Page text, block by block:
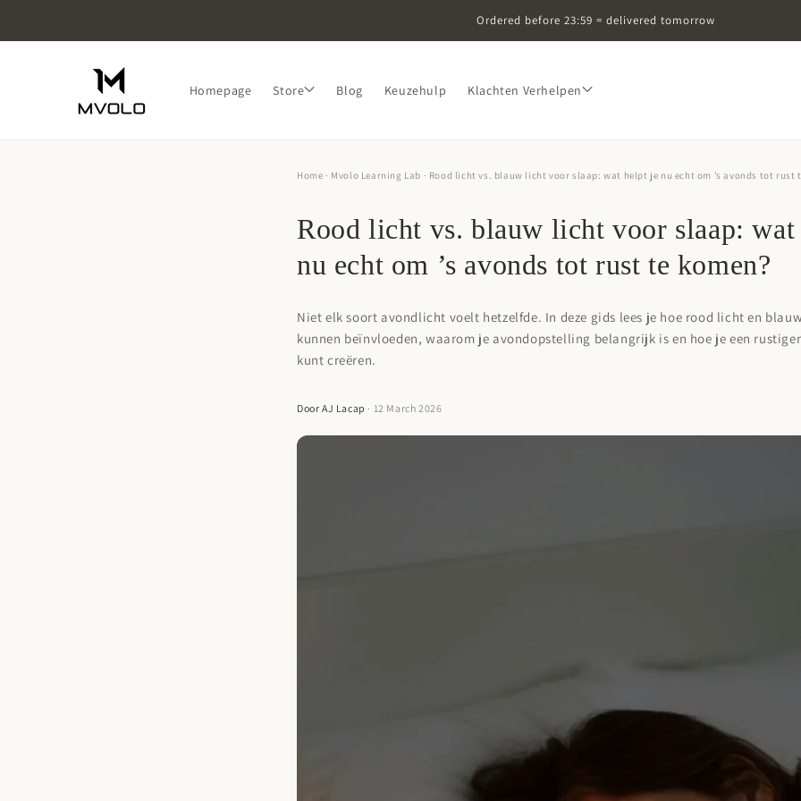
Ordered before 23:59 = delivered tomorrow
Homepage Store Blog Keuzehulp Klachten Verhelpen
Home · Mvolo Learning Lab · Rood licht vs. blauw licht voor slaap: wat helpt je nu echt om ’s avonds tot rust
Rood licht vs. blauw licht voor slaap:
nu echt om ’s avonds tot rust te komen?
Niet elk soort avondlicht voelt hetzelfde. In deze gids lees je hoe rood licht en
kunnen beïnvloeden, waarom je avondopstelling belangrijk is en hoe je een
kunt creëren.
Door AJ Lacap · 12 March 2026